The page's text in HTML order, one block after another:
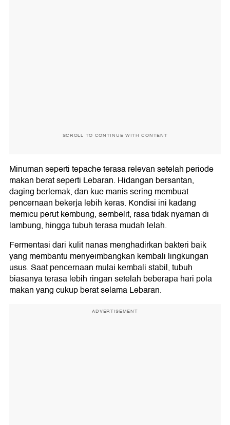
SCROLL TO CONTINUE WITH CONTENT
Minuman seperti tepache terasa relevan setelah periode
makan berat seperti Lebaran. Hidangan bersantan,
daging berlemak, dan kue manis sering membuat
pencernaan bekerja lebih keras. Kondisi ini kadang
memicu perut kembung, sembelit, rasa tidak nyaman di
lambung, hingga tubuh terasa mudah lelah.
Fermentasi dari kulit nanas menghadirkan bakteri baik
yang membantu menyeimbangkan kembali lingkungan
usus. Saat pencernaan mulai kembali stabil, tubuh
biasanya terasa lebih ringan setelah beberapa hari pola
makan yang cukup berat selama Lebaran.
ADVERTISEMENT